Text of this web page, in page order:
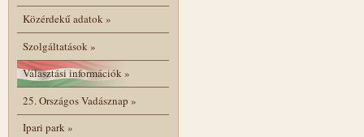
Közérdekű adatok»
Szolgáltatások»
Választási információk»
25. Országos Vadásznap »
Ipari park»